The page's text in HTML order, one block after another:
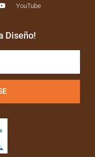
YouTube
Diseño!